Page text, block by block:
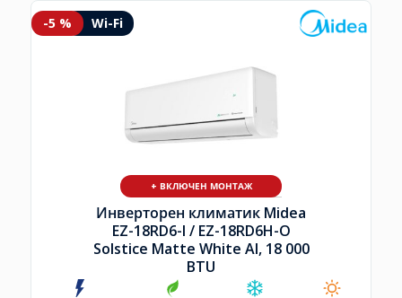
-5 % Wi-Fi
+ ВКЛЮЧЕН МОНТАЖ
Инверторен климатик Midea
EZ-18RD6-I /EZ-18RD6H-O
Solstice Matte White AI, 18 000
BTU